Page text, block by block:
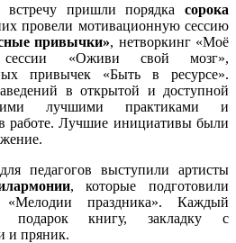
пришли порядка сорока
провели мотивационную сессию
привычки», нетворкинг «Моё
сессии «Оживи свой мозг»,
привычек «Быть в ресурсе».
в открытой и доступной
лучшими практиками и
работе. Лучшие инициативы были
педагогов выступили артисты
, которые подготовили
праздника». Каждый
подарок книгу, закладку с
и пряник.